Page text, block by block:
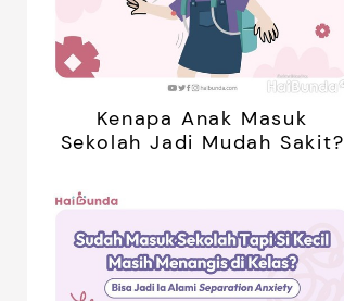
Kenapa Anak Masuk
Sekolah Jadi Mudah Sakit?